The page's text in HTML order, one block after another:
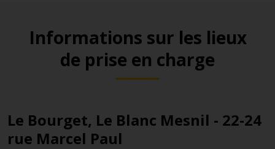
Informations sur les lieux
de prise en charge
Le Bourget, Le Blanc Mesnil - 22-24
rue Marcel Paul